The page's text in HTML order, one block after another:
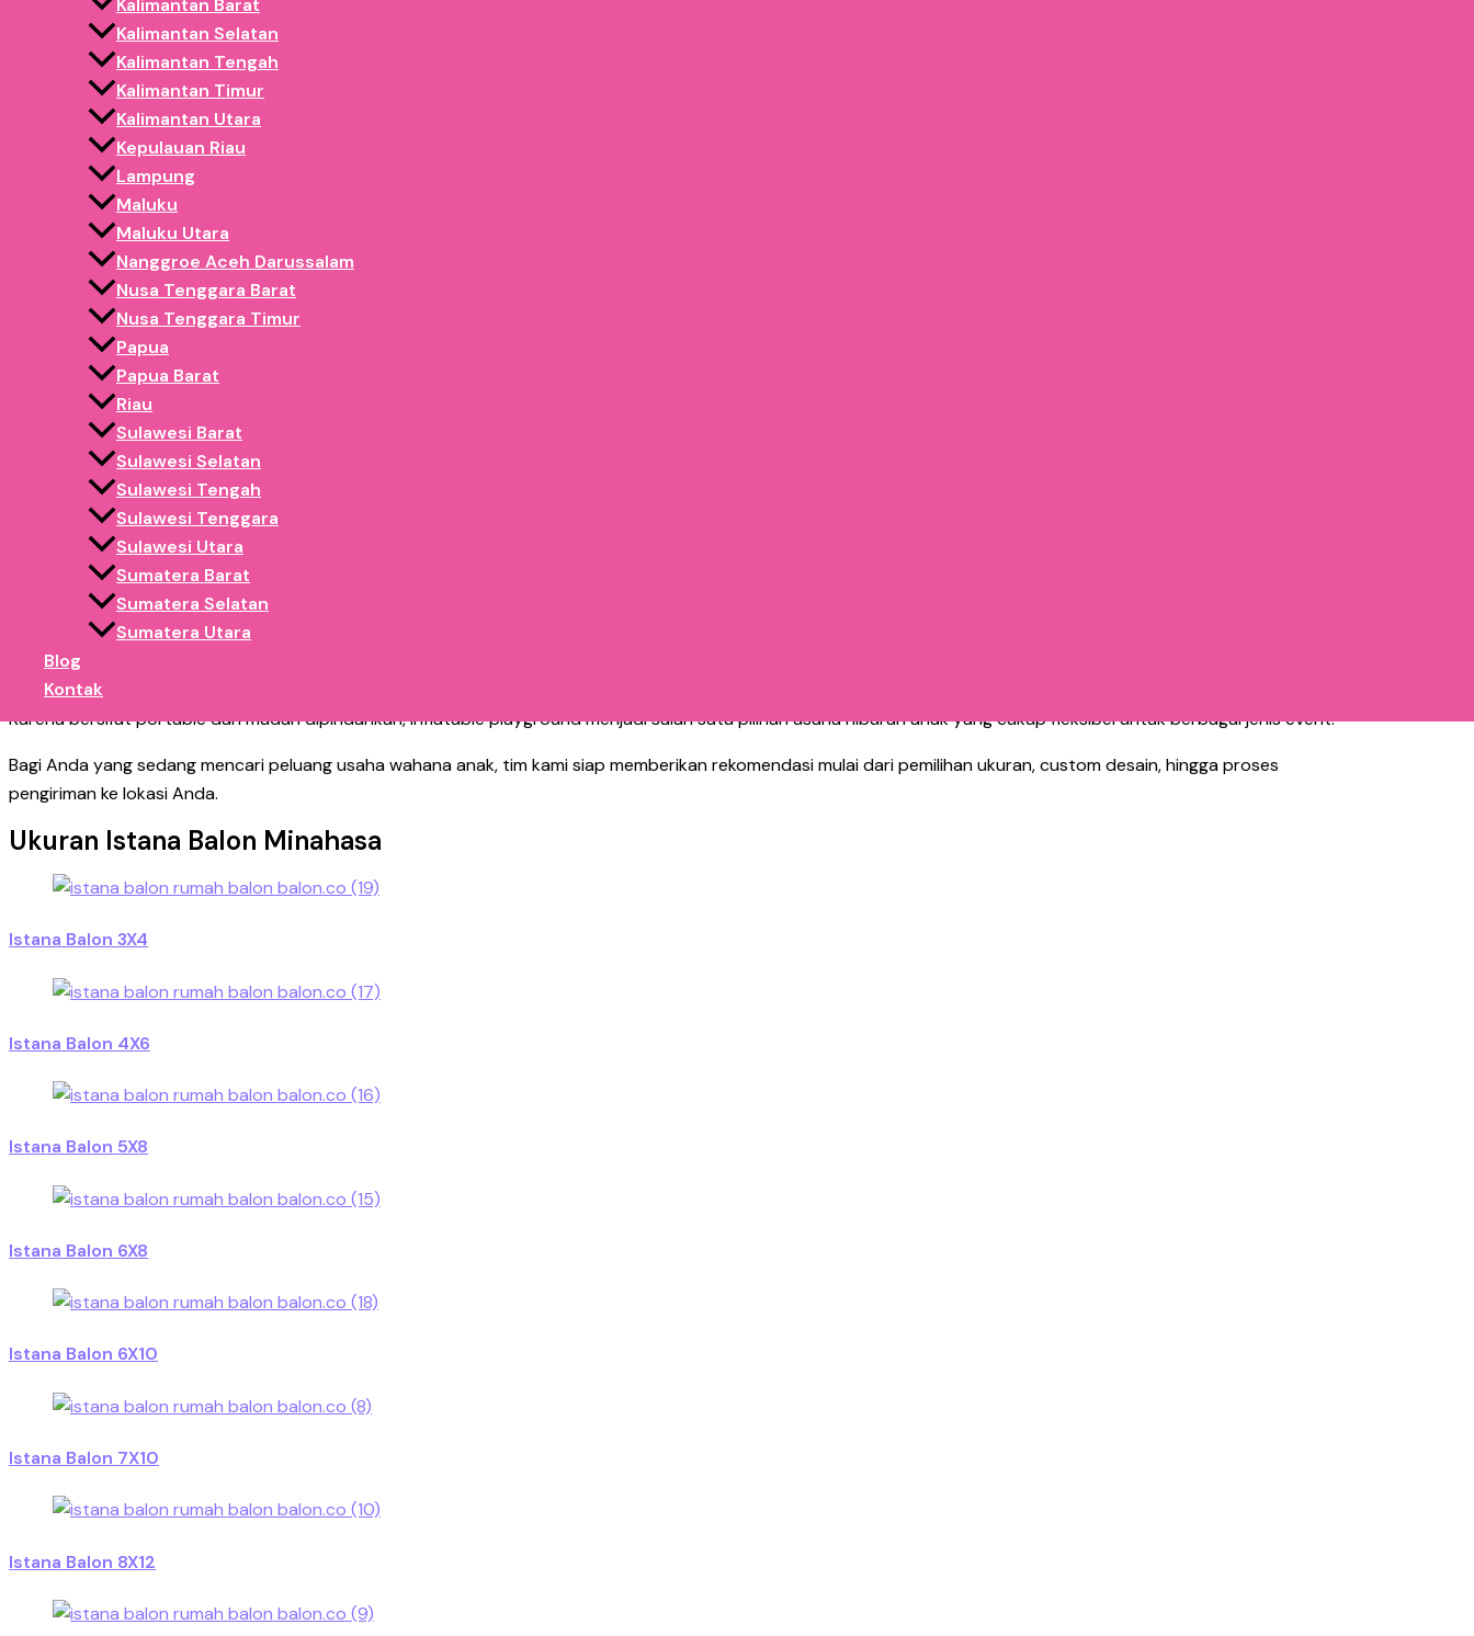
Kalimantan Barat
Kalimantan Selatan
Kalimantan Tengah
Kalimantan Timur
Kalimantan Utara
Kepulauan Riau
Lampung
Maluku
Maluku Utara
Nanggroe Aceh Darussalam
Nusa Tenggara Barat
Nusa Tenggara Timur
Papua
Papua Barat
Riau
Sulawesi Barat
Sulawesi Selatan
Sulawesi Tengah
Sulawesi Tenggara
Sulawesi Utara
Sumatera Barat
Sumatera Selatan
Sumatera Utara
Blog
Kontak
Pesan Istana Balon Minahasa Sesuai Kebutuhan
Selain ukuran standar, pelanggan juga dapat melakukan custom desain sesuai konsep usaha atau target market. Beberapa pelaku usaha biasanya memilih desain yang
lebih mencolok agar mudah menarik perhatian pengunjung di area ramai seperti alun-alun.
Custom dapat meliputi:
Ukuran istana balon
Kombinasi warna
Model obstacle
Branding usaha
Area obstacle
Dengan desain yang menarik, usaha rental inflatable memiliki peluang untuk lebih mudah menarik pengunjung dan meningkatkan potensi pendapatan harian.
Cocok untuk Berbagai Event & Keramaian
Istana balon sangat cocok digunakan di berbagai lokasi keramaian seperti:
Car free day
Alun-alun kota
event hiburan malam
family gathering
Festival UMKM
Karena bersifat portable dan mudah dipindahkan, inflatable playground menjadi salah satu pilihan usaha hiburan anak yang cukup fleksibel untuk berbagai jenis event.
Bagi Anda yang sedang mencari peluang usaha wahana anak, tim kami siap memberikan rekomendasi mulai dari pemilihan ukuran, custom desain, hingga proses
pengiriman ke lokasi Anda.
Ukuran Istana Balon Minahasa
Istana Balon 3X4
Istana Balon 4X6
Istana Balon 5X8
Istana Balon 6X8
Istana Balon 6X10
Istana Balon 7X10
Istana Balon 8X12